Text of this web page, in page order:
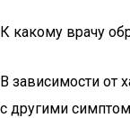
К какому врачу
В зависимости от
с другими